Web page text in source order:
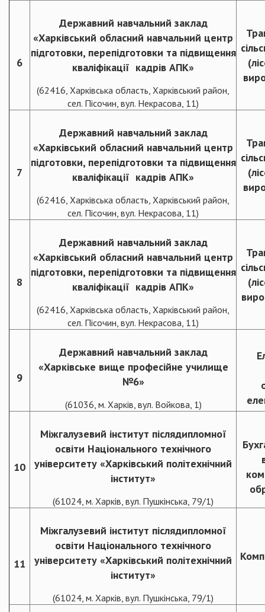
6
Державний навчальний заклад
«Харківський обласний навчальний центр
підготовки, перепідготовки та підвищення
кваліфікації кадрів АПК»
(62416, Харківська область, Харківський район,
сел. Пісочин, вул. Некрасова, 11)
7
Державний навчальний заклад
«Харківський обласний навчальний центр
підготовки, перепідготовки та підвищення
кваліфікації кадрів АПК»
(62416, Харківська область, Харківський район,
сел. Пісочин, вул. Некрасова, 11)
8
Державний навчальний заклад
«Харківський обласний навчальний центр
підготовки, перепідготовки та підвищення
кваліфікації кадрів АПК»
(62416, Харківська область, Харківський район,
сел. Пісочин, вул. Некрасова, 11)
9
Державний навчальний заклад
«Харківське вище професійне училище
№6»
(61036, м. Харків, вул. Войкова, 1)
10
Міжгалузевий інститут післядипломної
освіти Національного технічного
університету «Харківський політехнічний
інститут»
(61024, м. Харків, вул. Пушкінська, 79/1)
11
Міжгалузевий інститут післядипломної
освіти Національного технічного
університету «Харківський політехнічний
інститут»
(61024, м. Харків, вул. Пушкінська, 79/1)